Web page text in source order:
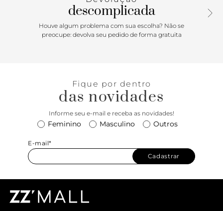
descomplicada
Houve algum problema com sua escolha? Não se
preocupe: devolva seu pedido de forma gratuita
Fique por dentro
das novidades
Informe seu e-mail e receba as novidades!
Feminino Masculino Outros
E-mail*
Cadastrar